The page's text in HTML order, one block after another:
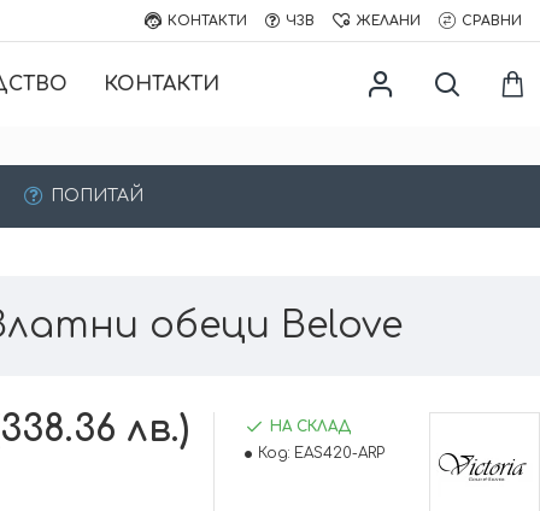
КОНТАКТИ ЧЗВ ЖЕЛАНИ СРАВНИ
КОНТАКТИ
ПОПИТАЙ
обеци Belove
лв.)
НА СКЛАД
Код: EAS420-ARP